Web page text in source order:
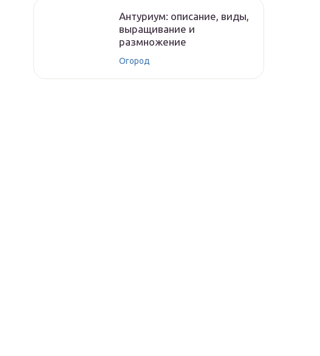
Антуриум: описание, виды,
выращивание и
размножение
Огород